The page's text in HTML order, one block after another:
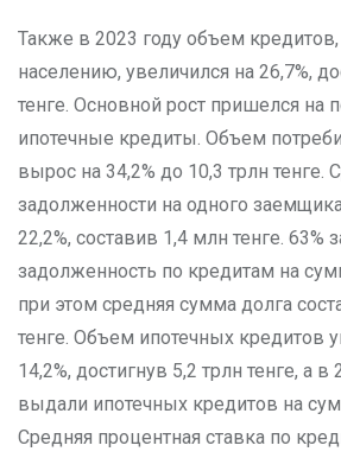
Также в 2023 году объем
населению, увеличился на 26,7%,
тенге. Основной рост пришелся на
ипотечные кредиты. Объем
вырос на 34,2% до 10,3 трлн тенге.
задолженности на одного
22,2%, составив 1,4 млн тенге.
задолженность по кредитам на
при этом средняя сумма долга
тенге. Объем ипотечных кредитов
14,2%, достигнув 5,2 трлн тенге, а в
выдали ипотечных кредитов на
Средняя процентная ставка по